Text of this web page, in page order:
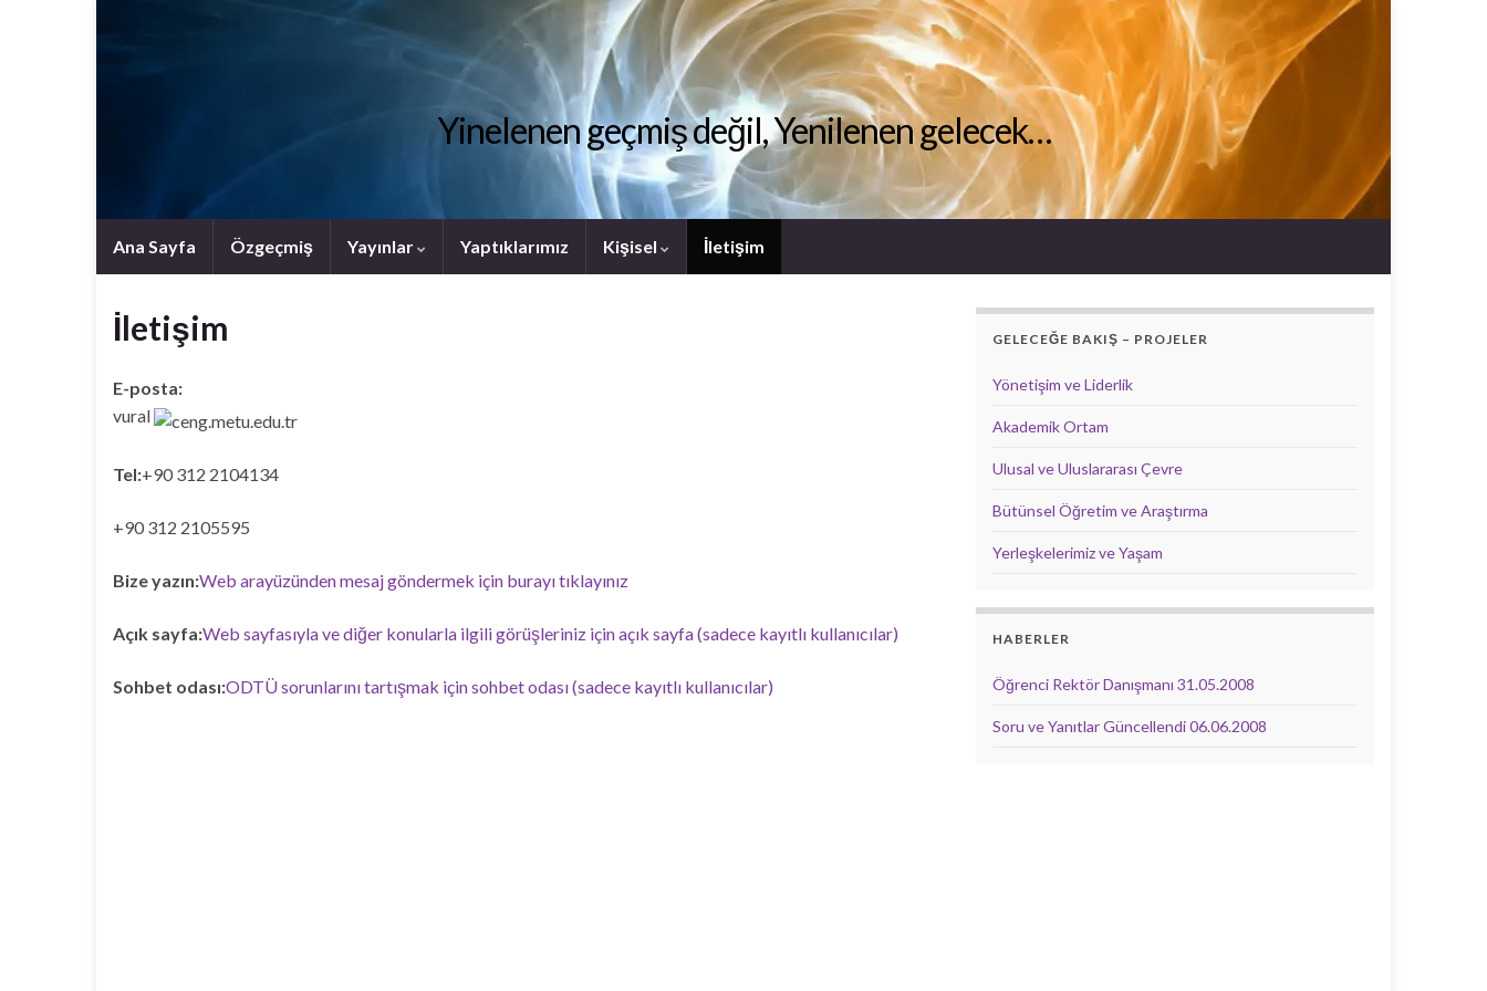
Yinelenen geçmiş değil, Yenilenen gelecek…
Ana Sayfa Özgeçmiş Yayınlar Yaptıklarımız Kişisel İletişim
İletişim
E-posta:
vural
Tel:+90 312 2104134
+90 312 2105595
Bize yazın:Web arayüzünden mesaj göndermek için burayı tıklayınız
Açık sayfa:Web sayfasıyla ve diğer konularla ilgili görüşleriniz için açık sayfa (sadece kayıtlı kullanıcılar)
Sohbet odası:ODTÜ sorunlarını tartışmak için sohbet odası (sadece kayıtlı kullanıcılar)
GELECEĞE BAKIŞ – PROJELER
Yönetişim ve Liderlik
Akademik Ortam
Ulusal ve Uluslararası Çevre
Bütünsel Öğretim ve Araştırma
Yerleşkelerimiz ve Yaşam
HABERLER
Öğrenci Rektör Danışmanı 31.05.2008
Soru ve Yanıtlar Güncellendi06.06.2008